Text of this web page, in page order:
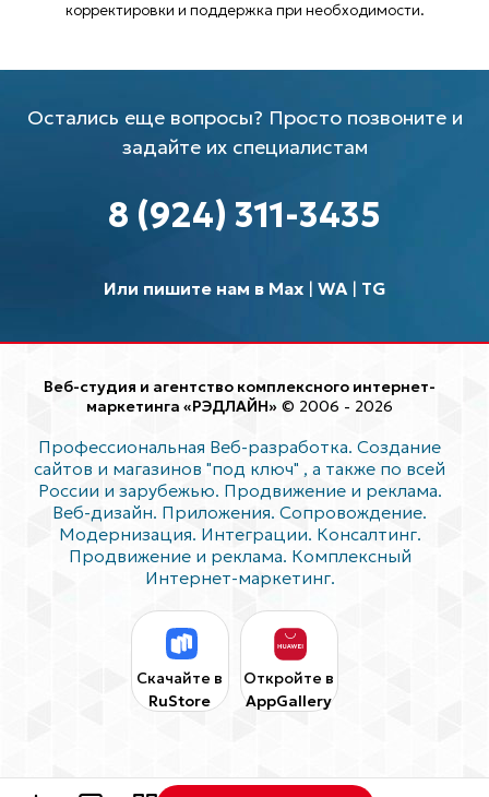
корректировки и поддержка при необходимости.
Остались еще вопросы? Просто позвоните и
задайте их специалистам
8 (924) 311-3435
Или пишите нам в Max| WA| TG
Веб-студия и агентство комплексного интернет-
маркетинга «РЭДЛАЙН» © 2006 - 2026
Профессиональная Веб-разработка. Создание
сайтов и магазинов "под ключ" , а также по всей
России и зарубежью. Продвижение и реклама.
Веб-дизайн. Приложения. Сопровождение.
Модернизация. Интеграции. Консалтинг.
Продвижение и реклама. Комплексный
Интернет-маркетинг.
Скачайте в
RuStore
Откройте в
AppGallery